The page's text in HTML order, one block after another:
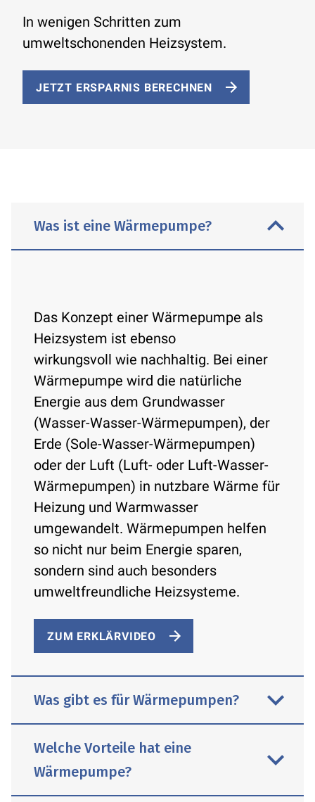
In wenigen Schritten zum
umweltschonenden Heizsystem.
JETZT ERSPARNIS BERECHNEN
Was ist eine Wärmepumpe?
Das Konzept einer Wärmepumpe als
Heizsystem ist ebenso
wirkungsvoll wie nachhaltig. Bei einer
Wärmepumpe wird die natürliche
Energie aus dem Grundwasser
(Wasser-Wasser-Wärmepumpen), der
Erde (Sole-Wasser-Wärmepumpen)
oder der Luft (Luft- oder Luft-Wasser-
Wärmepumpen) in nutzbare Wärme für
Heizung und Warmwasser
umgewandelt. Wärmepumpen helfen
so nicht nur beim Energie sparen,
sondern sind auch besonders
umweltfreundliche Heizsysteme.
ZUM ERKLÄRVIDEO
Was gibt es für Wärmepumpen?
Moderne Wärmepumpen nutzen zur
Welche Vorteile hat eine
Wärmepumpe?